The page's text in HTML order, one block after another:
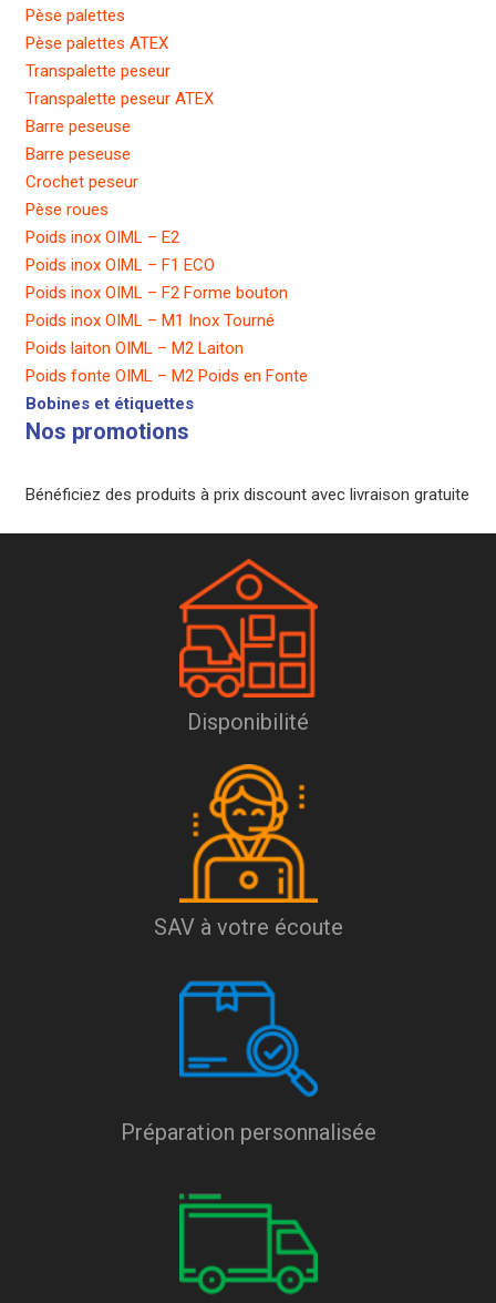
Pèse palettes
Pèse palettes ATEX
Transpalette peseur
Transpalette peseur ATEX
Barre peseuse
Barre peseuse
Crochet peseur
Pèse roues
Poids inox OIML – E2
Poids inox OIML – F1 ECO
Poids inox OIML – F2 Forme bouton
Poids inox OIML – M1 Inox Tourné
Poids laiton OIML – M2 Laiton
Poids fonte OIML – M2 Poids en Fonte
Bobines et étiquettes
Nos promotions
Bénéficiez des produits à prix discount avec livraison gratuite
Disponibilité
SAV à votre écoute
Préparation personnalisée